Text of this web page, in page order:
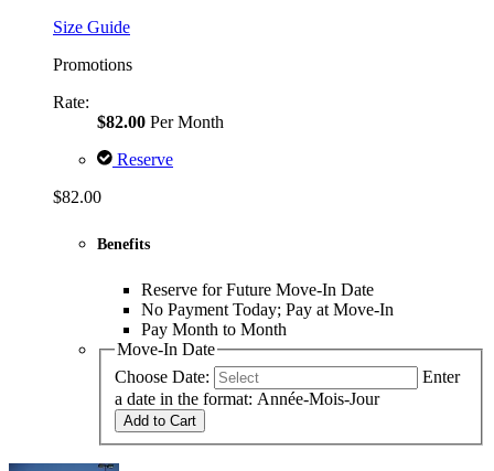
Size Guide
Promotions
Rate:
$82.00 Per Month
Reserve
$82.00
Benefits
Reserve for Future Move-In Date
No Payment Today; Pay at Move-In
Pay Month to Month
Move-In Date
Choose Date:
Enter
a date in the format: Année-Mois-Jour
Add to Cart